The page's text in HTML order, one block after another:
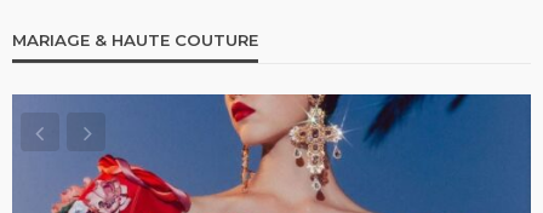
MARIAGE & HAUTE COUTURE